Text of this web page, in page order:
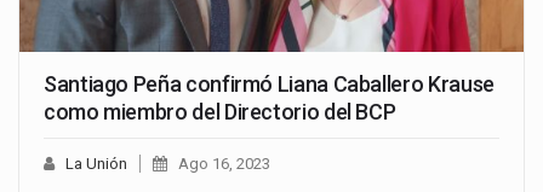
Santiago Peña confirmó Liana Caballero Krause
como miembro del Directorio del BCP
La Unión Ago 16, 2023